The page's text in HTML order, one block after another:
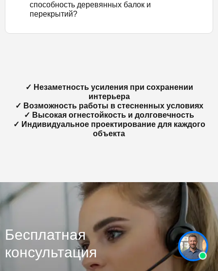
способность деревянных балок и
перекрытий?
✓ Незаметность усиления при сохранении
интерьера
✓ Возможность работы в стесненных условиях
✓ Высокая огнестойкость и долговечность
✓ Индивидуальное проектирование для каждого
объекта
Бесплатная
консультация